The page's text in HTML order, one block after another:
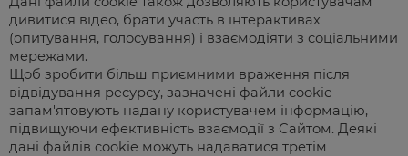
дивитися відео, брати участь в інтерактивах
(опитування, голосування) і взаємодіяти з соціальними
мережами.
Щоб зробити більш приємними враження після
відвідування ресурсу, зазначені файли cookie
запам'ятовують надану користувачем інформацію,
підвищуючи ефективність взаємодії з Сайтом. Деякі
дані файлів cookie можуть надаватися третім